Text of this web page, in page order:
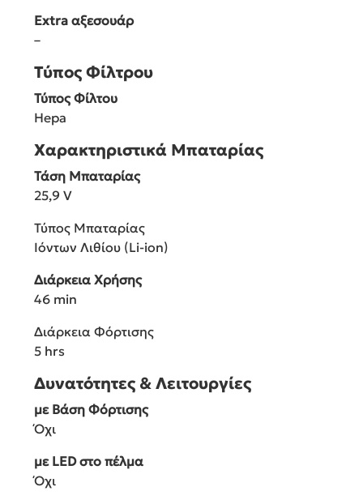
Extra αξεσουάρ
–
Τύπος Φίλτρου
Τύπος Φίλτου
Hepa
Χαρακτηριστικά Μπαταρίας
Τάση Μπαταρίας
25,9 V
Τύπος Μπαταρίας
Ιόντων Λιθίου (Li-ion)
Διάρκεια Χρήσης
46 min
Διάρκεια Φόρτισης
5 hrs
Δυνατότητες & Λειτουργίες
με Βάση Φόρτισης
Όχι
με LED στο πέλμα
Όχι